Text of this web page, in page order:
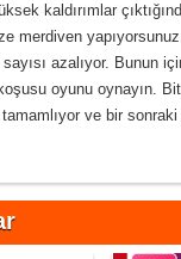
kaldırımlar
merdiven
azalıyor. Bunun
oyunu oynayın.
tamamlıyor ve bir